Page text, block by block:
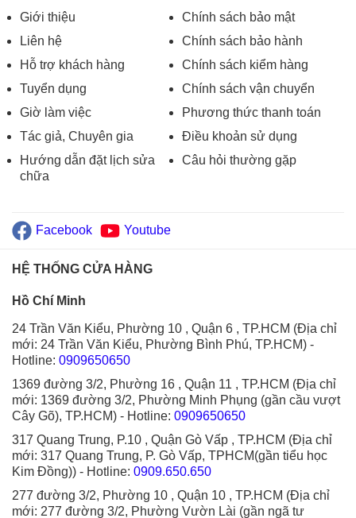
Giới thiệu
Liên hệ
Hỗ trợ khách hàng
Tuyển dụng
Giờ làm việc
Tác giả, Chuyên gia
Hướng dẫn đặt lịch sửa
chữa
Chính sách bảo mật
Chính sách bảo hành
Chính sách kiểm hàng
Chính sách vận chuyển
Phương thức thanh toán
Điều khoản sử dụng
Câu hỏi thường gặp
Facebook Youtube
HỆ THỐNG CỬA HÀNG
Hồ Chí Minh
24 Trần Văn Kiểu, Phường 10 , Quận 6 , TP.HCM (Địa chỉ
mới: 24 Trần Văn Kiểu, Phường Bình Phú, TP.HCM) -
Hotline: 0909650650
1369 đường 3/2, Phường 16 , Quận 11 , TP.HCM (Địa chỉ
mới: 1369 đường 3/2, Phường Minh Phụng (gần cầu vượt
Cây Gõ), TP.HCM) - Hotline: 0909650650
317 Quang Trung, P.10 , Quận Gò Vấp , TP.HCM (Địa chỉ
mới: 317 Quang Trung, P. Gò Vấp, TPHCM(gần tiểu học
Kim Đồng)) - Hotline: 0909.650.650
277 đường 3/2, Phường 10 , Quận 10 , TP.HCM (Địa chỉ
mới: 277 đường 3/2, Phường Vườn Lài (gần ngã tư